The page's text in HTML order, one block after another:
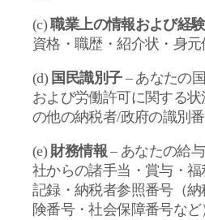
(c)職業上の情報および経験
資格・職歴・紹介状・身元
(d) 国民識別子– あなたの
および労働許可に関する
の他の納税者/政府の識別番
(e) 財務情報– あなたの給
社からの諸手当・賞与・
記録・納税者参照番号（
険番号・社会保障番号な